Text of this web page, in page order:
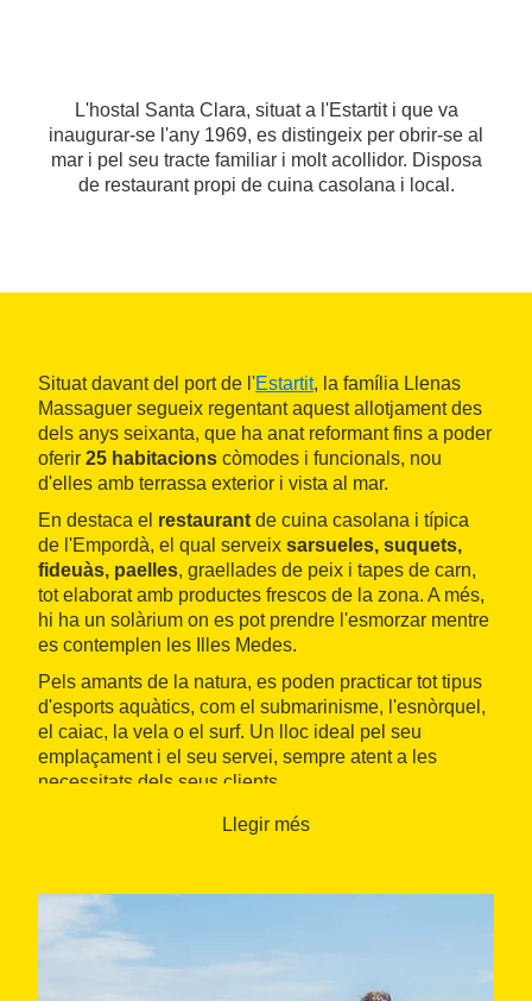
L'hostal Santa Clara, situat a l'Estartit i que va
inaugurar-se l'any 1969, es distingeix per obrir-se al
mar i pel seu tracte familiar i molt acollidor. Disposa
de restaurant propi de cuina casolana i local.
Situat davant del port de l'Estartit, la família Llenas
Massaguer segueix regentant aquest allotjament des
dels anys seixanta, que ha anat reformant fins a poder
oferir 25 habitacions còmodes i funcionals, nou
d'elles amb terrassa exterior i vista al mar.
En destaca el restaurant de cuina casolana i típica
de l'Empordà, el qual serveix sarsueles, suquets,
fideuàs, paelles, graellades de peix i tapes de carn,
tot elaborat amb productes frescos de la zona. A més,
hi ha un solàrium on es pot prendre l'esmorzar mentre
es contemplen les Illes Medes.
Pels amants de la natura, es poden practicar tot tipus
d'esports aquàtics, com el submarinisme, l'esnòrquel,
el caiac, la vela o el surf. Un lloc ideal pel seu
emplaçament i el seu servei, sempre atent a les
necessitats dels seus clients.
Llegir més